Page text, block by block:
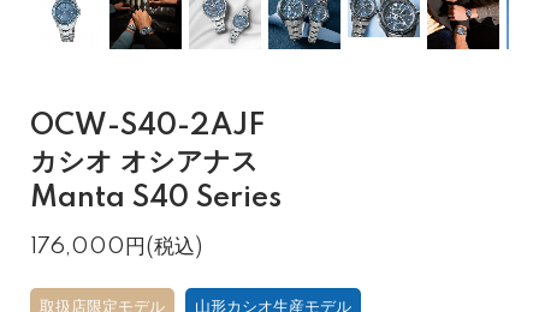
OCW-S40-2AJF
カシオ オシアナス
Manta S40 Series
176,000円(税込)
取扱店限定モデル 山形カシオ生産モデル